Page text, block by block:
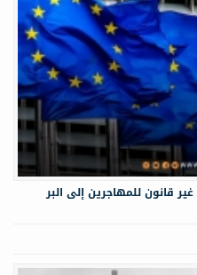
قانون للمهاجرين إلى البر